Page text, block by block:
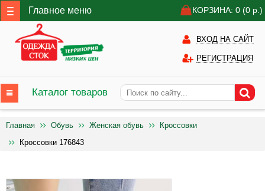
Главное меню КОРЗИНА: 0 (0 р.)
ВХОД НА САЙТ
РЕГИСТРАЦИЯ
Каталог товаров
Главная Обувь Женская обувь
Кроссовки
Кроссовки 176843